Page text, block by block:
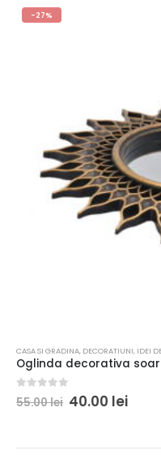
-27%
CASA SI GRADINA, DECORATIUNI, IDEI
Oglinda decorativa
out of 5
55.00lei 40.00 lei